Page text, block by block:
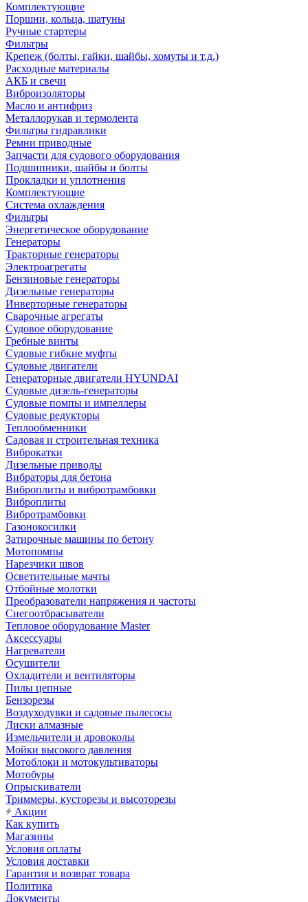
Комплектующие
Поршни, кольца, шатуны
Ручные стартеры
Фильтры
Крепеж (болты, гайки, шайбы, хомуты и т.д.)
Расходные материалы
АКБ и свечи
Виброизоляторы
Масло и антифриз
Металлорукав и термолента
Фильтры гидравлики
Ремни приводные
Запчасти для судового оборудования
Подшипники, шайбы и болты
Прокладки и уплотнения
Комплектующие
Система охлаждения
Фильтры
Энергетическое оборудование
Генераторы
Тракторные генераторы
Электроагрегаты
Бензиновые генераторы
Дизельные генераторы
Инверторные генераторы
Сварочные агрегаты
Судовое оборудование
Гребные винты
Судовые гибкие муфты
Судовые двигатели
Генераторные двигатели HYUNDAI
Судовые дизель-генераторы
Судовые помпы и импеллеры
Судовые редукторы
Теплообменники
Садовая и строительная техника
Виброкатки
Дизельные приводы
Вибраторы для бетона
Виброплиты и вибротрамбовки
Виброплиты
Вибротрамбовки
Газонокосилки
Затирочные машины по бетону
Мотопомпы
Нарезчики швов
Осветительные мачты
Отбойные молотки
Преобразователи напряжения и частоты
Снегоотбрасыватели
Тепловое оборудование Master
Аксессуары
Нагреватели
Осушители
Охладители и вентиляторы
Пилы цепные
Бензорезы
Воздуходувки и садовые пылесосы
Диски алмазные
Измельчители и дровоколы
Мойки высокого давления
Мотоблоки и мотокультиваторы
Мотобуры
Опрыскиватели
Триммеры, кусторезы и высоторезы
Акции
Как купить
Магазины
Условия оплаты
Условия доставки
Гарантия и возврат товара
Политика
Документы